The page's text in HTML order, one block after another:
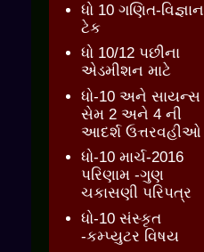
ધો 10 ગણિત-વિજ્ઞાન
ટેક
ધો 10/12 પછીના
એડમીશન માટે
ધો-10 અને સાયન્સ
સેમ 2 અને 4 ની
આદર્શ ઉત્તરવહીઓ
ધો-10 માર્ચ-2016
પરિણામ -ગુણ
ચકાસણી પરિપત્ર
ધો-10 સંસ્કૃત
-કમ્પ્યુટર વિષય